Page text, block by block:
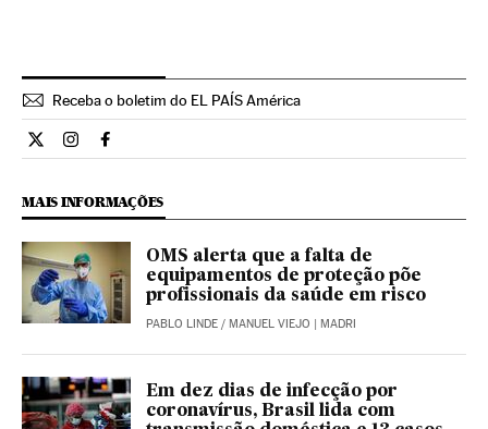
Receba o boletim do EL PAÍS América
Internacional El País Brasil en Twitter
Internacional El País Brasil en Instagram
Internacional El País Brasil en Facebook
MAIS INFORMAÇÕES
OMS alerta que a falta de
equipamentos de proteção põe
profissionais da saúde em risco
PABLO LINDE / MANUEL VIEJO | MADRI
Em dez dias de infecção por
coronavírus, Brasil lida com